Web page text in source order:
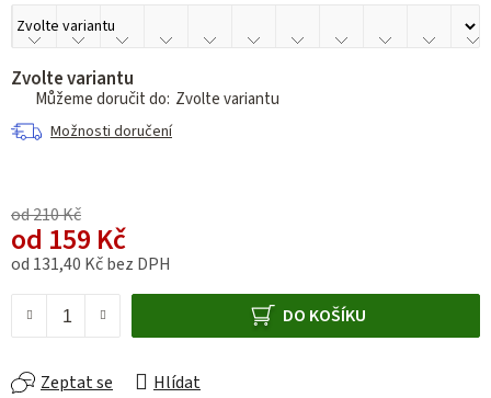
Zvolte variantu
Zvolte variantu
Možnosti doručení
od 210 Kč
od 159 Kč
od 131,40 Kčbez DPH
DO KOŠÍKU
Zeptat se Hlídat